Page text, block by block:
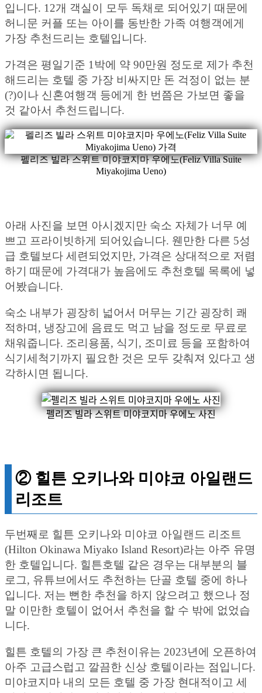
입니다. 12개 객실이 모두 독채로 되어있기 때문에
허니문 커플 또는 아이를 동반한 가족 여행객에게
가장 추천드리는 호텔입니다.
가격은 평일기준 1박에 약 90만원 정도로 제가 추천
해드리는 호텔 중 가장 비싸지만 돈 걱정이 없는 분
(?)이나 신혼여행객 등에게 한 번쯤은 가보면 좋을
것 같아서 추천드립니다.
펠리즈 빌라 스위트 미야코지마 우에노(Feliz Villa Suite
Miyakojima Ueno)
아래 사진을 보면 아시겠지만 숙소 자체가 너무 예
쁘고 프라이빗하게 되어있습니다. 웬만한 다른 5성
급 호텔보다 세련되었지만, 가격은 상대적으로 저렴
하기 때문에 가격대가 높음에도 추천호텔 목록에 넣
어봤습니다.
숙소 내부가 굉장히 넓어서 머무는 기간 굉장히 쾌
적하며, 냉장고에 음료도 먹고 남을 정도로 무료로
채워줍니다. 조리용품, 식기, 조미료 등을 포함하여
식기세척기까지 필요한 것은 모두 갖춰져 있다고 생
각하시면 됩니다.
펠리즈 빌라 스위트 미야코지마 우에노 사진
② 힐튼 오키나와 미야코 아일랜드
리조트
두번째로 힐튼 오키나와 미야코 아일랜드 리조트
(Hilton Okinawa Miyako Island Resort)라는 아주 유명
한 호텔입니다. 힐튼호텔 같은 경우는 대부분의 블
로그, 유튜브에서도 추천하는 단골 호텔 중에 하나
입니다. 저는 뻔한 추천을 하지 않으려고 했으나 정
말 이만한 호텔이 없어서 추천을 할 수 밖에 없었습
니다.
힐튼 호텔의 가장 큰 추천이유는 2023년에 오픈하여
아주 고급스럽고 깔끔한 신상 호텔이라는 점입니다.
미야코지마 내의 모든 호텔 중 가장 현대적이고 세